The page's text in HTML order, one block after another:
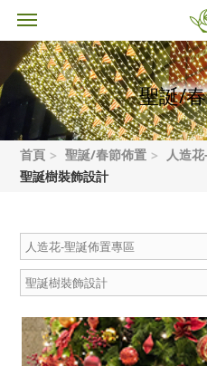
聖誕/
首頁 聖誕/春節佈置
人造
聖誕樹裝飾設計